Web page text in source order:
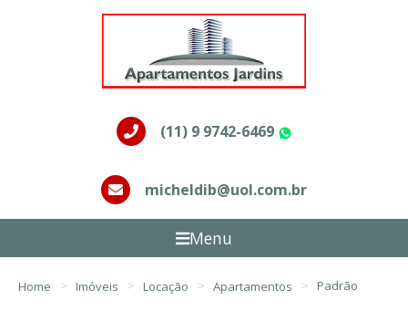
(11) 9 9742-6469
micheldib@uol.com.br
Menu
Home Imóveis Locação Apartamentos Padrão